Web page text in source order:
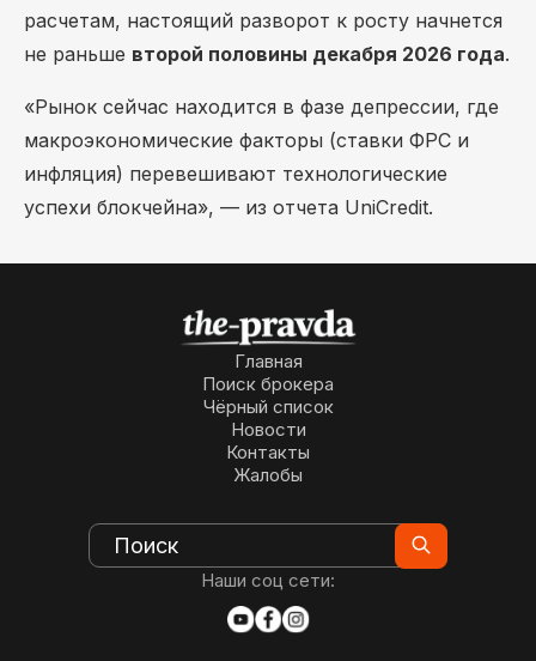
расчетам, настоящий разворот к росту начнется
не раньше второй половины декабря 2026 года.
«Рынок сейчас находится в фазе депрессии, где
макроэкономические факторы (ставки ФРС и
инфляция) перевешивают технологические
успехи блокчейна», — из отчета UniCredit.
Главная
Поиск брокера
Чёрный список
Новости
Контакты
Жалобы
Наши соц сети: